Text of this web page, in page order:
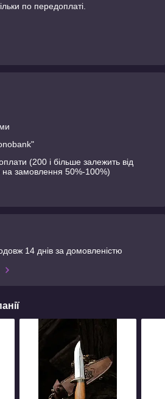
по передоплаті.
(200 і більше залежить від
на замовлення 50%-100%)
14 днів за домовленістю